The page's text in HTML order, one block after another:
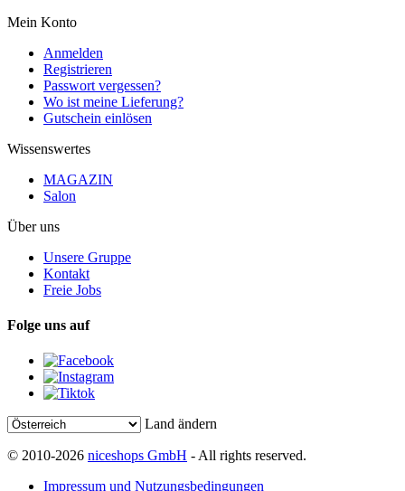
Mein Konto
Anmelden
Registrieren
Passwort vergessen?
Wo ist meine Lieferung?
Gutschein einlösen
Wissenswertes
MAGAZIN
Salon
Über uns
Unsere Gruppe
Kontakt
Freie Jobs
Folge uns auf
Land ändern
© 2010-2026 niceshops GmbH - All rights reserved.
Impressum und Nutzungsbedingungen